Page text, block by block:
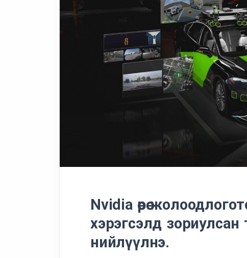
Nvidia өөрөө
хэрэгсэлд зориулсан
нийлүүлнэ.